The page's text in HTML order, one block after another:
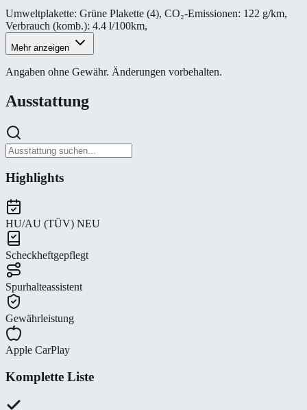
Umweltplakette: Grüne Plakette (4), CO₂-Emissionen: 122 g/km,
Verbrauch (komb.): 4.4 l/100km,
Mehr anzeigen
Angaben ohne Gewähr. Änderungen vorbehalten.
Ausstattung
Highlights
HU/AU (TÜV) NEU
Scheckheftgepflegt
Spurhalteassistent
Gewährleistung
Apple CarPlay
Komplette Liste